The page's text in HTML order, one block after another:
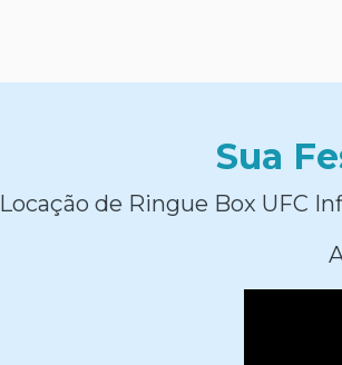
Sua
Locação de Ringue Box UFC